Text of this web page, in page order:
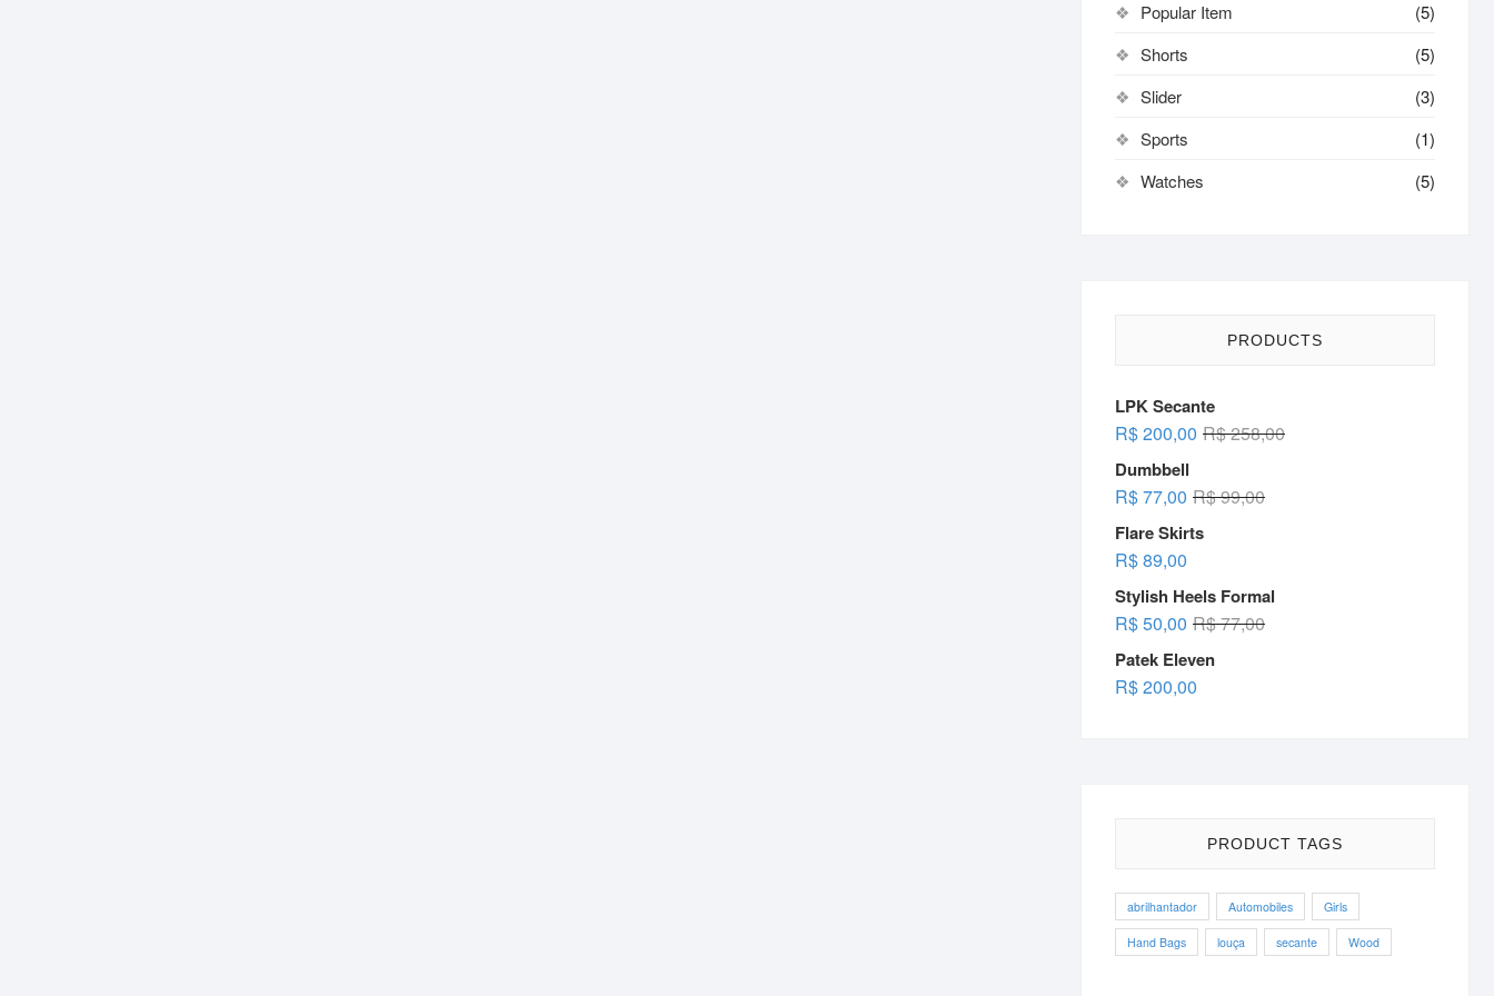
Popular Item
(5)
Shorts
(5)
Slider
(3)
Sports
(1)
Watches
(5)
PRODUCTS
LPK Secante
R$258,00Original
R$200,00
Current
Dumbbell
R$99,00Original
R$77,00
Current
Flare Skirts
R$89,00
Stylish Heels Formal
R$77,00Original
R$50,00
Current
Patek Eleven
R$200,00
PRODUCT TAGS
abrilhantador Automobiles Girls
Hand Bags louça secante Wood